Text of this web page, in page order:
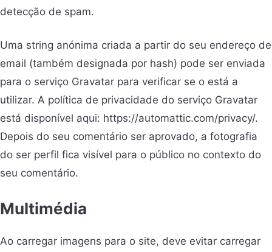
detecção de spam.
Uma string anónima criada a partir do seu endereço de
email (também designada por hash) pode ser enviada
para o serviço Gravatar para verificar se o está a
utilizar. A política de privacidade do serviço Gravatar
está disponível aqui: https://automattic.com/privacy/.
Depois do seu comentário ser aprovado, a fotografia
do ser perfil fica visível para o público no contexto do
seu comentário.
Multimédia
Ao carregar imagens para o site, deve evitar carregar